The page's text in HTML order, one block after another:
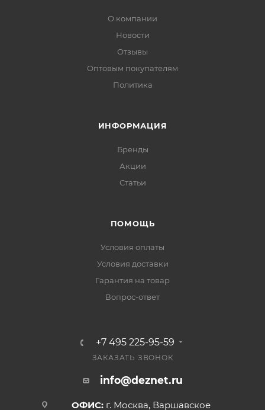
О компании
Новости
Отзывы
Оптовым покупателям
Политика
ИНФОРМАЦИЯ
Бренды
Акции
Статьи
ПОМОЩЬ
Условия оплаты
Условия доставки
Гарантия на товар
Вопрос-ответ
+7 495 225-95-59
ЗАКАЗАТЬ ЗВОНОК
info@deznet.ru
ОФИС: г. Москва, Варшавское